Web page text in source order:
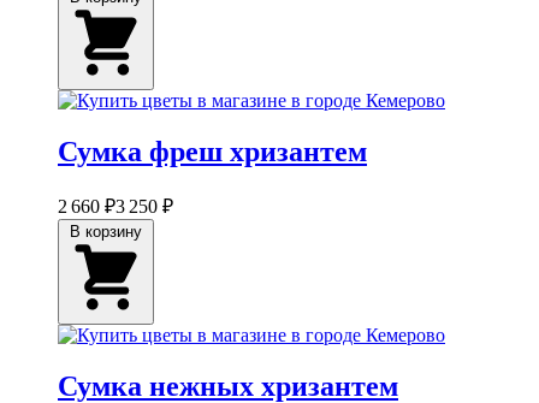
Сумка фреш хризантем
2 660 ₽3 250 ₽
Сумка нежных хризантем